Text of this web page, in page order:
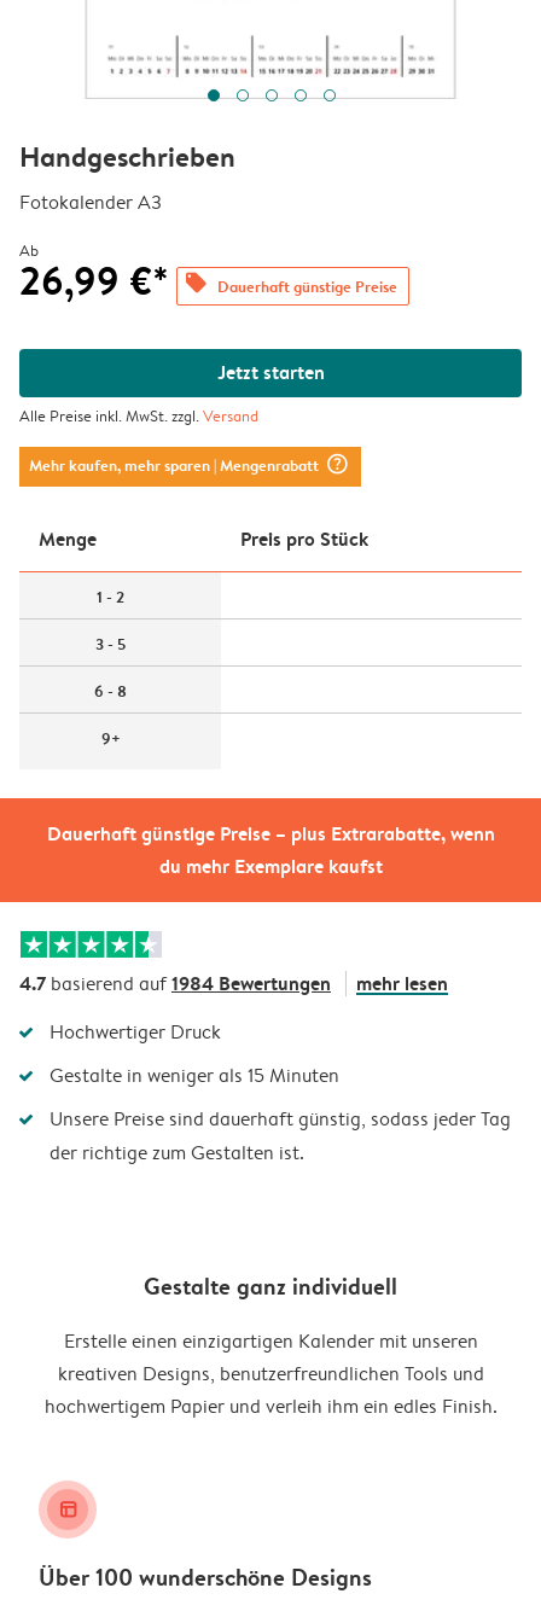
Dauerhaft günstige Preise – plus Extrarabatte, wenn
du mehr Exemplare kaufst
Handgeschrieben
Fotokalender A3
Ab
26,99 €* offers Dauerhaft günstige Preise
Jetzt starten
Alle Preise inkl. MwSt. zzgl.Versand
Mehr kaufen, mehr sparen| Mengenrabatt question_mark_circle
Menge Preis pro Stück
1 - 2
3 - 5
6 - 8
9+
4.7 basierend auf1984 Bewertungen mehr lesen
Hochwertiger Druck
Gestalte in weniger als 15 Minuten
Unsere Preise sind dauerhaft günstig, sodass jeder Tag
der richtige zum Gestalten ist.
Gestalte ganz individuell
Erstelle einen einzigartigen Kalender mit unseren
kreativen Designs, benutzerfreundlichen Tools und
hochwertigem Papier und verleih ihm ein edles Finish.
layout_alt
Über 100 wunderschöne Designs